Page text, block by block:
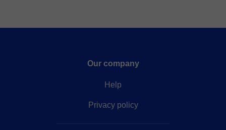
Our company
Help
Privacy policy